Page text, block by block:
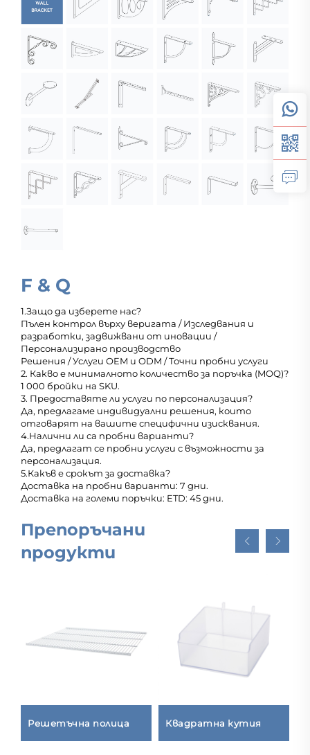
F & Q
1.Защо да изберете нас?
Пълен контрол върху веригата / Изследвания и
разработки, задвижвани от иновации /
Персонализирано производство
Решения / Услуги OEM и ODM / Точни пробни услуги
2. Какво е минималното количество за поръчка (MOQ)?
1 000 бройки на SKU.
3. Предоставяте ли услуги по персонализация?
Да, предлагаме индивидуални решения, които
отговарят на вашите специфични изисквания.
4.Налични ли са пробни варианти?
Да, предлагат се пробни услуги с възможности за
персонализация.
5.Какъв е срокът за доставка?
Доставка на пробни варианти: 7 дни.
Доставка на големи поръчки: ETD: 45 дни.
Препоръчани
продукти
Решетъчна полица Квадратна кутия